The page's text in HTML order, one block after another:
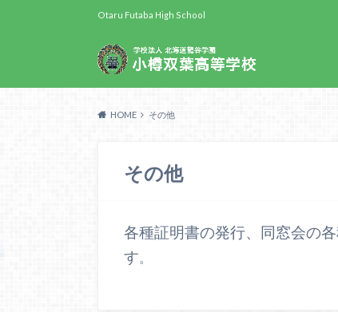
Otaru Futaba High School
HOME その他
その他
各種証明書の発行、同窓会の
す。